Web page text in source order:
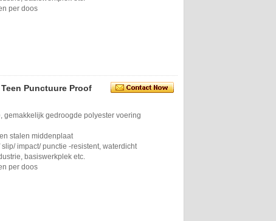
per doos
Punctuure Proof
gemakkelijk gedroogde polyester voering
stalen middenplaat
​​impact/ punctie -resistent, waterdicht
basiswerkplek etc.
per doos